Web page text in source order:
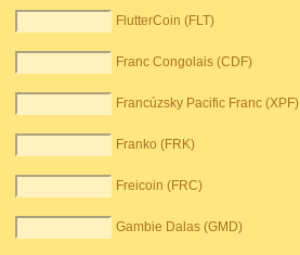
FlutterCoin (FLT)
Franc Congolais (CDF)
Francúzsky Pacific Franc (XPF)
Franko (FRK)
Freicoin (FRC)
Gambie Dalas (GMD)